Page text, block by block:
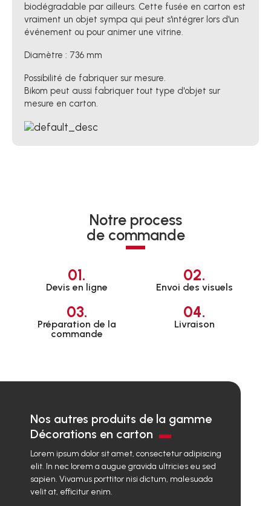
biodégradable par ailleurs. Cette fusée en carton est
vraiment un objet sympa qui peut s'intégrer lors d'un
événement ou pour animer une vitrine.
Diamètre : 736 mm
Possibilité de fabriquer sur mesure.
Bikom peut aussi fabriquer tout type d'objet sur
mesure en carton.
Notre process
de commande
01.
Devis en ligne
02.
Envoi des visuels
03.
Préparation de la
commande
04.
Livraison
Nos autres produits de la gamme
Décorations en carton
Lorem ipsum dolor sit amet, consectetur adipiscing
elit. In nec lorem a augue gravida ultricies eu sed
sapien. Vivamus porttitor nisi dictum, malesuada
velit at, efficitur enim.